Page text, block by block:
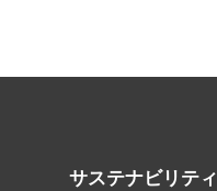
サステナビリティ